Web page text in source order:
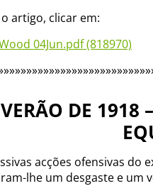
artigo, clicar em:
04Jun.pdf (818970)
VERÃO DE 1918
acções ofensivas do
lhe um desgaste e um